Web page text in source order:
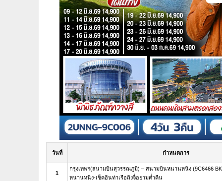
วันที่ กำหนดการ
1
กรุงเทพฯ(สนามบินสุวรรณภูมิ) – สนามบินหนานหนิง (9C6466
หนานหนิง-เช็คอินท่าเรือถิงจื่อยามค่ำคืน